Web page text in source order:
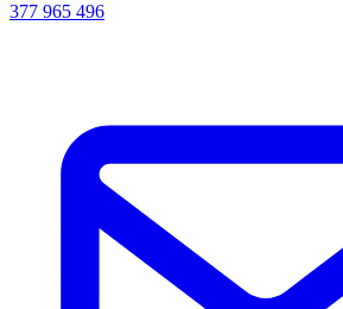
377 965 496